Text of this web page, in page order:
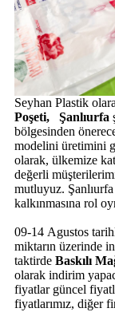
Seyhan Plastik
Poşeti, Şanlıurfa
bölgesinden
modelini üretimini
olarak, ülkemize
değerli
mutluyuz. Şanlıurfa
kalkınmasına rol
09-14 Agustos
miktarın üzerinde
taktirde Baskılı
olarak indirim
fiyatlar güncel
fiyatlarımız, diğer